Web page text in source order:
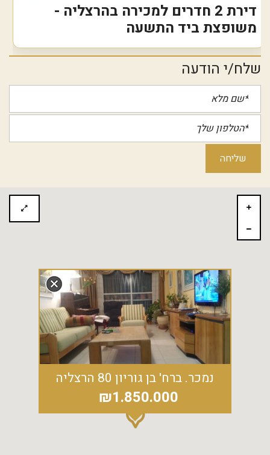
דירת 2 חדרים למכירה בהרצליה -
משופצת ביד התשעה
שלח/י הודעה
נמכר. ברח' בן גוריון 80 הרצליה
₪1.850.000